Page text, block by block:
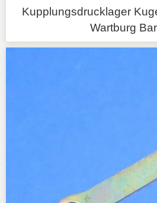
Kupplungsdrucklager
Wartburg